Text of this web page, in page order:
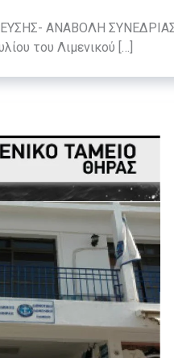
ΑΝΑΒΟΛΗ
του Λιμενικού […]